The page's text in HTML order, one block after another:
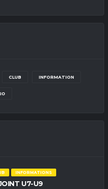
CLUB INFORMATION
INFORMATIONS
U7-U9